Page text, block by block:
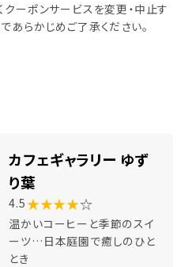
ーポンサービスを変更・中止す
あらかじめご了承ください。
カフェギャラリー ゆず
り葉
4.5 ★★★★☆
温かいコーヒーと季節のスイ
ーツ…日本庭園で癒しのひと
とき